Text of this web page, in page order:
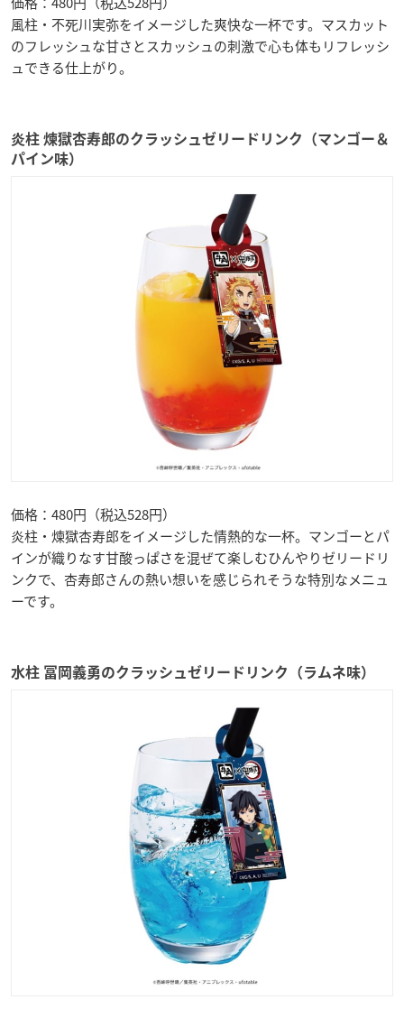
風柱・不死川実弥をイメージした爽快な一杯です。マスカット
のフレッシュな甘さとスカッシュの刺激で心も体もリフレッシ
ュできる仕上がり。
炎柱 煉獄杏寿郎のクラッシュゼリードリンク（マンゴー＆
パイン味）
価格：480円（税込528円）
炎柱・煉獄杏寿郎をイメージした情熱的な一杯。マンゴーとパ
インが織りなす甘酸っぱさを混ぜて楽しむひんやりゼリードリ
ンクで、杏寿郎さんの熱い想いを感じられそうな特別なメニュ
ーです。
水柱 冨岡義勇のクラッシュゼリードリンク（ラムネ味）